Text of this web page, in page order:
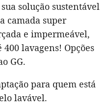
solução sustentável
camada super
e impermeável,
lavagens! Opções
GG.
para quem está
lavável.